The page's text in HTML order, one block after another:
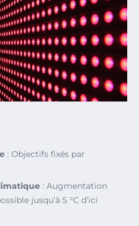
: Objectifs fixés par
: Augmentation
jusqu’à 5 °C d’ici